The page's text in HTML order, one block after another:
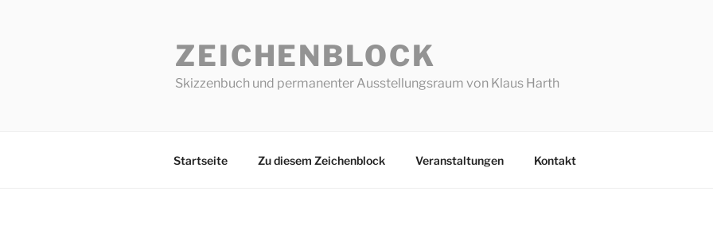
ZEICHENBLOCK
Skizzenbuch und permanenter Ausstellungsraum von Klaus Harth
Startseite Zu diesem Zeichenblock Veranstaltungen Kontakt